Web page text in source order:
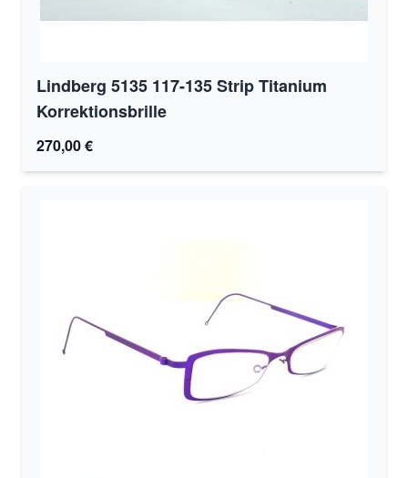
Lindberg 5135 117-135 Strip Titanium
Korrektionsbrille
270,00 €